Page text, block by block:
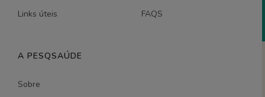
Links úteis
FAQS
A PESQSAÚDE
Sobre